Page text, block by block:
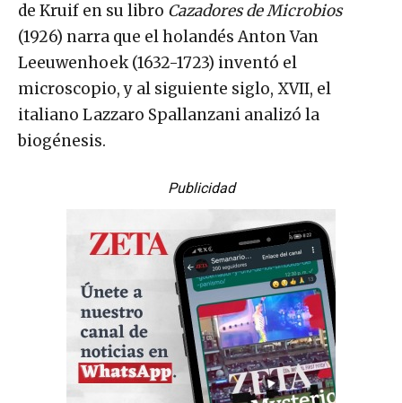
de Kruif en su libro Cazadores de Microbios
(1926) narra que el holandés Anton Van
Leeuwenhoek (1632-1723) inventó el
microscopio, y al siguiente siglo, XVII, el
italiano Lazzaro Spallanzani analizó la
biogénesis.
Publicidad